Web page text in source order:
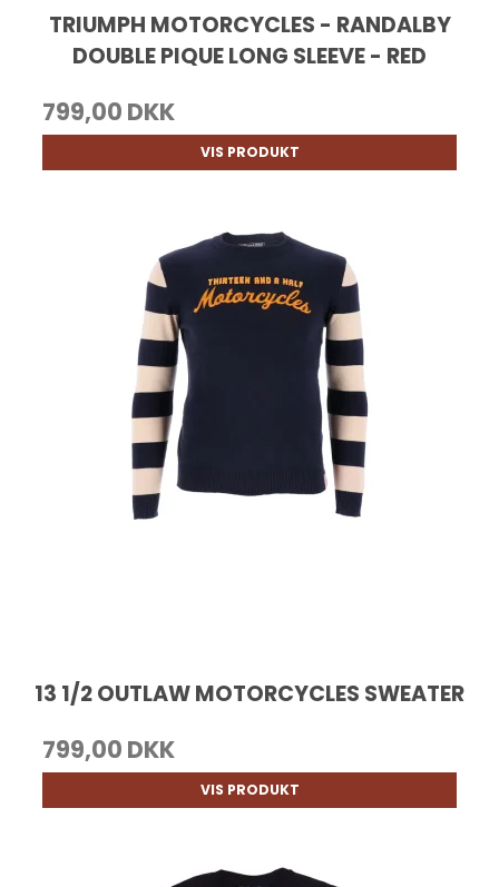
TRIUMPH MOTORCYCLES - RANDALBY
DOUBLE PIQUE LONG SLEEVE - RED
799,00 DKK
VIS PRODUKT
13 1/2 OUTLAW MOTORCYCLES SWEATER
799,00 DKK
VIS PRODUKT